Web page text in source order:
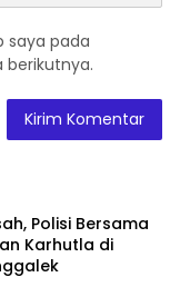
saya pada
berikutnya.
Polisi Bersama
Karhutla di